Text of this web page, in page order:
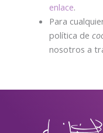
enlace.
Para
política de
nosotros a